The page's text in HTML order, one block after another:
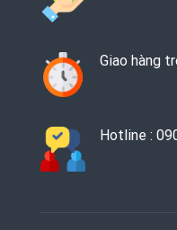
Giao hàng
Hotline :